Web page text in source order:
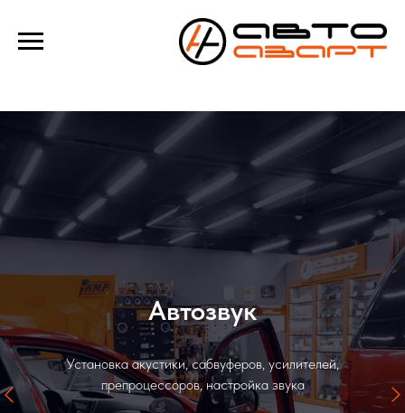
Автозвук
Установка акустики, сабвуферов, усилителей,
препроцессоров, настройка звука